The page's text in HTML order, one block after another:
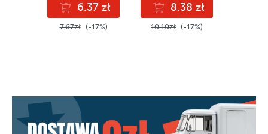
6.37 zł
7.67zł (-17%)
8.38 zł
10.10zł (-17%)